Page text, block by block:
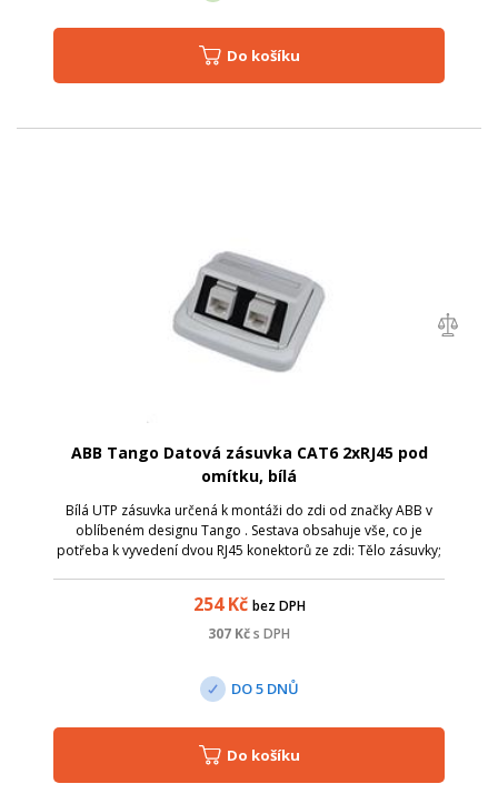
Do košíku
ABB Tango Datová zásuvka CAT6 2xRJ45 pod
omítku, bílá
Bílá UTP zásuvka určená k montáži do zdi od značky ABB v
oblíbeném designu Tango . Sestava obsahuje vše, co je
potřeba k vyvedení dvou RJ45 konektorů ze zdi: Tělo zásuvky;
254Kč bez DPH
307 Kčs DPH
DO 5 DNŮ
Do košíku